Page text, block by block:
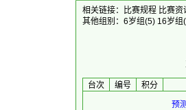
相关链接：
比赛规程 比赛资
其他组别： 6岁组(5) 16岁组
台次 编号 积分
预